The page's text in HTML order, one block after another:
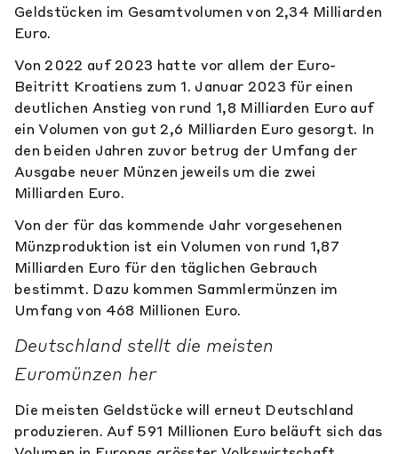
Geldstücken im Gesamtvolumen von 2,34 Milliarden
Euro.
Von 2022 auf 2023 hatte vor allem der Euro-
Beitritt Kroatiens zum 1. Januar 2023 für einen
deutlichen Anstieg von rund 1,8 Milliarden Euro auf
ein Volumen von gut 2,6 Milliarden Euro gesorgt. In
den beiden Jahren zuvor betrug der Umfang der
Ausgabe neuer Münzen jeweils um die zwei
Milliarden Euro.
Von der für das kommende Jahr vorgesehenen
Münzproduktion ist ein Volumen von rund 1,87
Milliarden Euro für den täglichen Gebrauch
bestimmt. Dazu kommen Sammlermünzen im
Umfang von 468 Millionen Euro.
Deutschland stellt die meisten
Euromünzen her
Die meisten Geldstücke will erneut Deutschland
produzieren. Auf 591 Millionen Euro beläuft sich das